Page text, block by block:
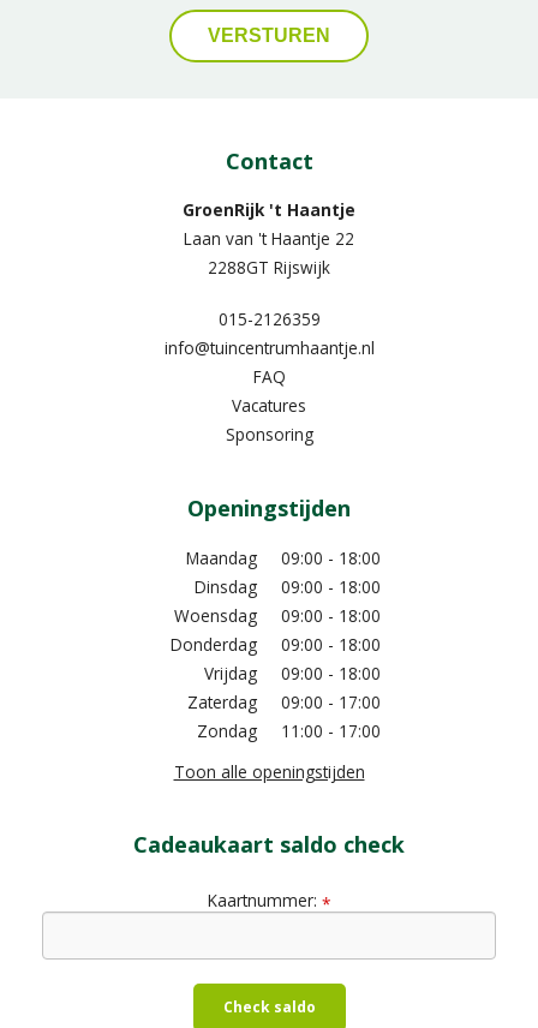
Contact
GroenRijk 't Haantje
Laan van 't Haantje 22
2288GT Rijswijk
015-2126359
info@tuincentrumhaantje.nl
FAQ
Vacatures
Sponsoring
Openingstijden
Maandag
09:00 - 18:00
Dinsdag
09:00 - 18:00
Woensdag
09:00 - 18:00
Donderdag
09:00 - 18:00
Vrijdag
09:00 - 18:00
Zaterdag
09:00 - 17:00
Zondag
11:00 - 17:00
Toon alle openingstijden
Cadeaukaart saldo check
Kaartnummer: *
Check saldo